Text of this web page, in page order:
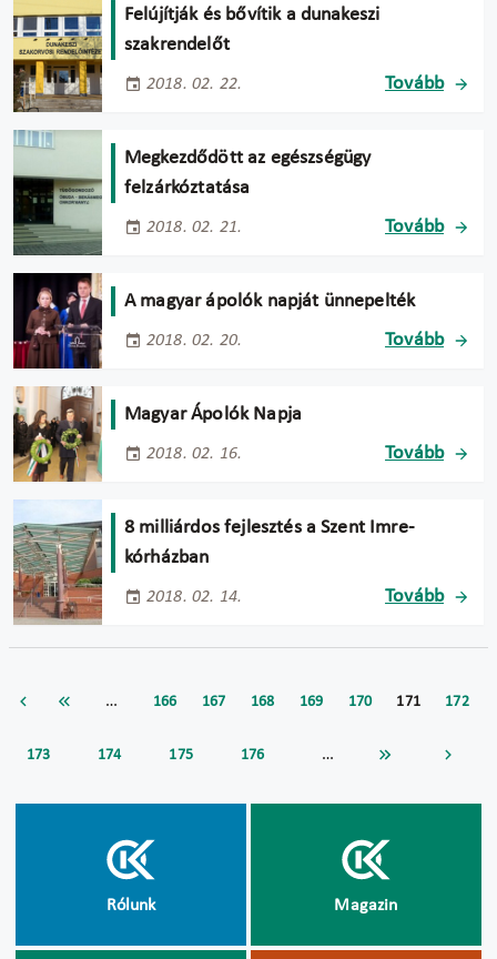
Felújítják és bővítik a dunakeszi
szakrendelőt
2018. 02. 22. Tovább
Megkezdődött az egészségügy
felzárkóztatása
2018. 02. 21. Tovább
A magyar ápolók napját ünnepelték
2018. 02. 20. Tovább
Magyar Ápolók Napja
2018. 02. 16. Tovább
8 milliárdos fejlesztés a Szent Imre-
kórházban
2018. 02. 14. Tovább
… 166 167 168 169 170 171 172
173 174 175 176 …
Rólunk Magazin